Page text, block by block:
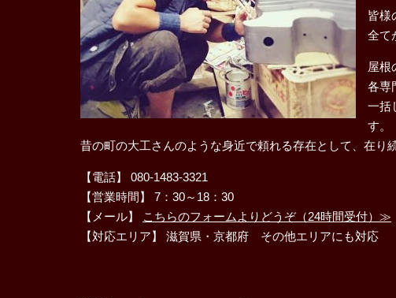
皆様
全て
屋根
各専
一括
す。
昔の町の大工さんのような身近で頼れる存在として、在り
【電話】 080-1483-3321
【営業時間】 7：30～18：30
【メール】
こちらのフォームよりどうぞ（24時間受付）≫
【対応エリア】 滋賀県・京都府 その他エリアにも対応